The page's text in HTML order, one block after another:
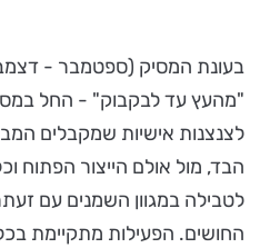
בעונת המסיק (ספטמבר -
"מהעץ עד לבקבוק" - החל
לצנצנות אישיות שמקבלים
הבד, מול אולם הייצור הפתוח
לטבילה במגוון השמנים עם
החושים. הפעילות מתקיימת